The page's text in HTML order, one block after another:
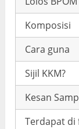
Komposisi
Cara guna
Sijil KKM?
Kesan
Terdapat di